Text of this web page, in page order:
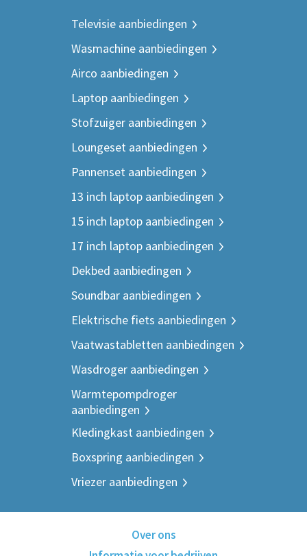
Televisie aanbiedingen
Wasmachine aanbiedingen
Airco aanbiedingen
Laptop aanbiedingen
Stofzuiger aanbiedingen
Loungeset aanbiedingen
Pannenset aanbiedingen
13 inch laptop aanbiedingen
15 inch laptop aanbiedingen
17 inch laptop aanbiedingen
Dekbed aanbiedingen
Soundbar aanbiedingen
Elektrische fiets aanbiedingen
Vaatwastabletten aanbiedingen
Wasdroger aanbiedingen
Warmtepompdroger
aanbiedingen
Kledingkast aanbiedingen
Boxspring aanbiedingen
Vriezer aanbiedingen
Over ons